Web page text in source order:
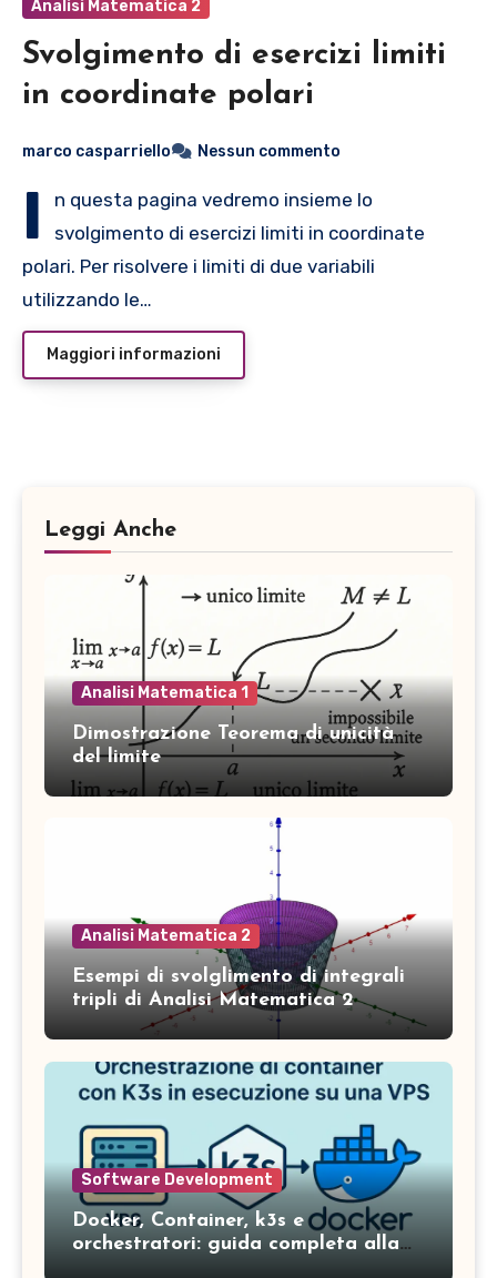
Analisi Matematica 2
Svolgimento di esercizi limiti
in coordinate polari
marco casparriello Nessun commento
I
n questa pagina vedremo insieme lo
svolgimento di esercizi limiti in coordinate
polari. Per risolvere i limiti di due variabili
utilizzando le…
Maggiori informazioni
Leggi Anche
Analisi Matematica 1
Dimostrazione Teorema di unicità
del limite
Analisi Matematica 2
Esempi di svolglimento di integrali
tripli di Analisi Matematica 2
Software Development
Docker, Container, k3s e
orchestratori: guida completa alla